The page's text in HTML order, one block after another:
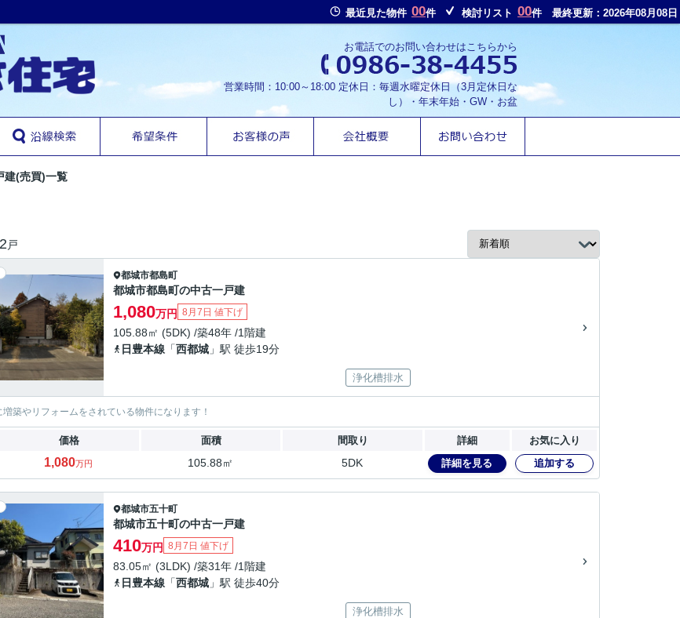
最近見た物件 00件 検討リスト 00件 最終更新：2026年08月08日
お電話でのお問い合わせはこちらから
営業時間：10:00～18:00 定休日：毎週水曜定休日（3月定休日な
し）・年末年始・GW・お盆
建(売買)一覧
戸
都城市都島町
都城市都島町の中古一戸建
1,080万円 8月7日 値下げ
105.88㎡ (5DK) /築48年 /1階建
日豊本線 「西都城 」駅 徒歩19分
浄化槽排水
築やリフォームをされている物件になります！
価格 面積 間取り 詳細 お気に入り
1,080万円 105.88㎡ 5DK 詳細を見る 追加する
都城市五十町
都城市五十町の中古一戸建
410万円 8月7日 値下げ
83.05㎡ (3LDK) /築31年 /1階建
日豊本線 「西都城 」駅 徒歩40分
浄化槽排水